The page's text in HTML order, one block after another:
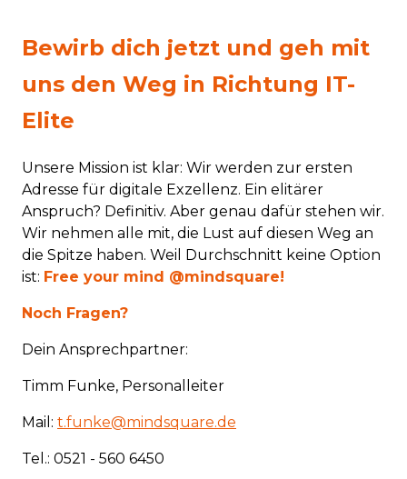
Bewirb dich jetzt und geh mit
uns den Weg in Richtung IT-
Elite
Unsere Mission ist klar: Wir werden zur ersten
Adresse für digitale Exzellenz. Ein elitärer
Anspruch? Definitiv. Aber genau dafür stehen wir.
Wir nehmen alle mit, die Lust auf diesen Weg an
die Spitze haben. Weil Durchschnitt keine Option
ist: Free your mind @mindsquare!
Noch Fragen?
Dein Ansprechpartner:
Timm Funke, Personalleiter
Mail: t.funke@mindsquare.de
Tel.: 0521 - 560 6450